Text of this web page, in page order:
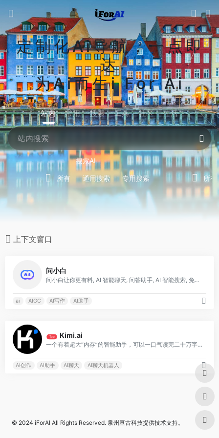
定制化Ai导航，一点即
达
为Ai而生i For Ai
站内 常用 搜索 工具 社区 生活
搜索AI
所有 通用搜索 专用搜索 所有
上下文窗口
问小白
问小白让你更有料, AI 智能聊天, 问答助手, AI 智能搜索, 免费无限量使用 DeepSeek R1 模型，支持联网搜索。
ai AIGC AI写作 AI助手
Top Kimi.ai
一个有着超大“内存”的智能助手，可以一口气读完二十万字的小说，还会上网冲浪，快来跟他聊聊吧
AI创作 AI助手 AI聊天 AI聊天机器人
© 2024 iForAI All Rights Reserved. 泉州亘古科技提供技术支持。